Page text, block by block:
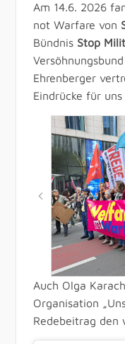
Am 14.6. 2026
not Warfare von
Bündnis Stop
Ehrenberger
Eindrücke für
Auch Olga
Organisation
Redebeitrag